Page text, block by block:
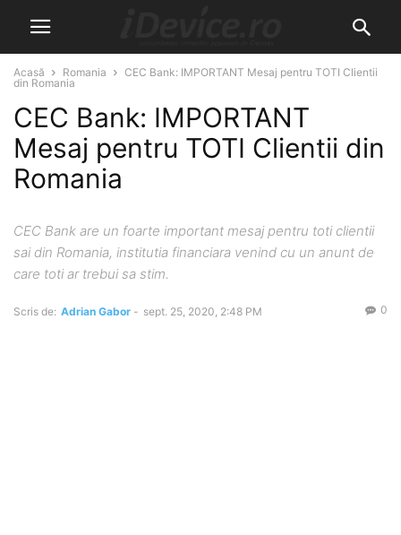
Acasă Romania
CEC Bank: IMPORTANT Mesaj pentru TOTI Clientii
din Romania
CEC Bank: IMPORTANT
Mesaj pentru TOTI Clientii din
Romania
CEC Bank are un foarte important mesaj pentru toti clientii
sai din Romania, institutia financiara venind cu un anunt de
care toti ar trebui sa stim.
Scris de: Adrian Gabor - sept. 25, 2020, 2:48 PM 0